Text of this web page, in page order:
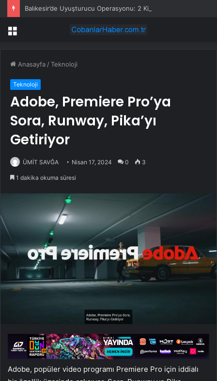
Balıkesir’de Uyuşturucu Operasyonu: 2 Kilo Ele Geçirildi
Menü
Anasayfa /Teknoloji
Teknoloji
Adobe, Premiere Pro’ya
Sora, Runway, Pika’yı
Getiriyor
ÜMİT SAVĞA Nisan 17, 2024 0 3
1 dakika okuma süresi
Adobe, popüler video programı Premiere Pro için iddialı